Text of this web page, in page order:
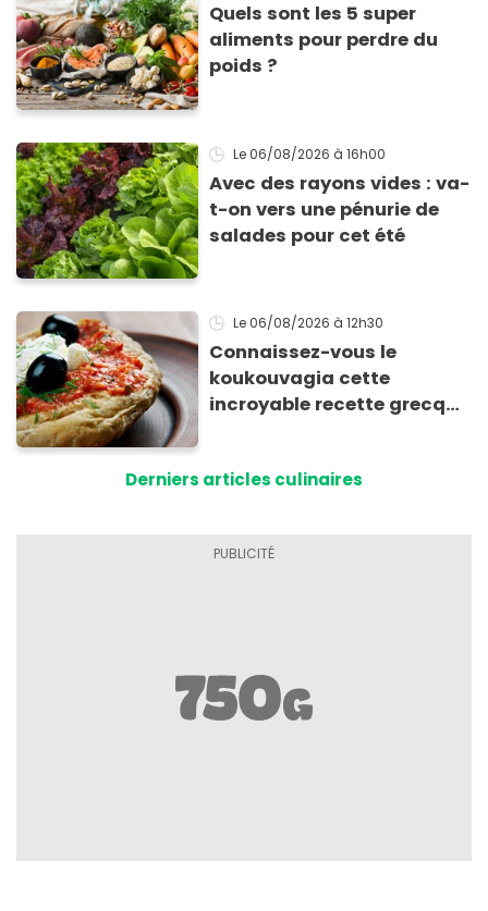
Quels sont les 5 super
aliments pour perdre du
poids ?
Le 06/08/2026 à 16h00
Avec des rayons vides : va-
t-on vers une pénurie de
salades pour cet été
Le 06/08/2026 à 12h30
Connaissez-vous le
koukouvagia cette
incroyable recette grecque
Derniers articles culinaires